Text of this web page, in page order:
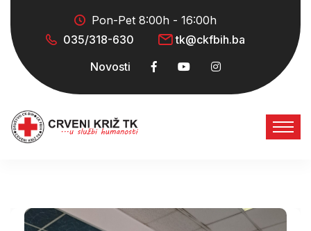
Pon-Pet 8:00h - 16:00h
035/318-630
tk@ckfbih.ba
Novosti